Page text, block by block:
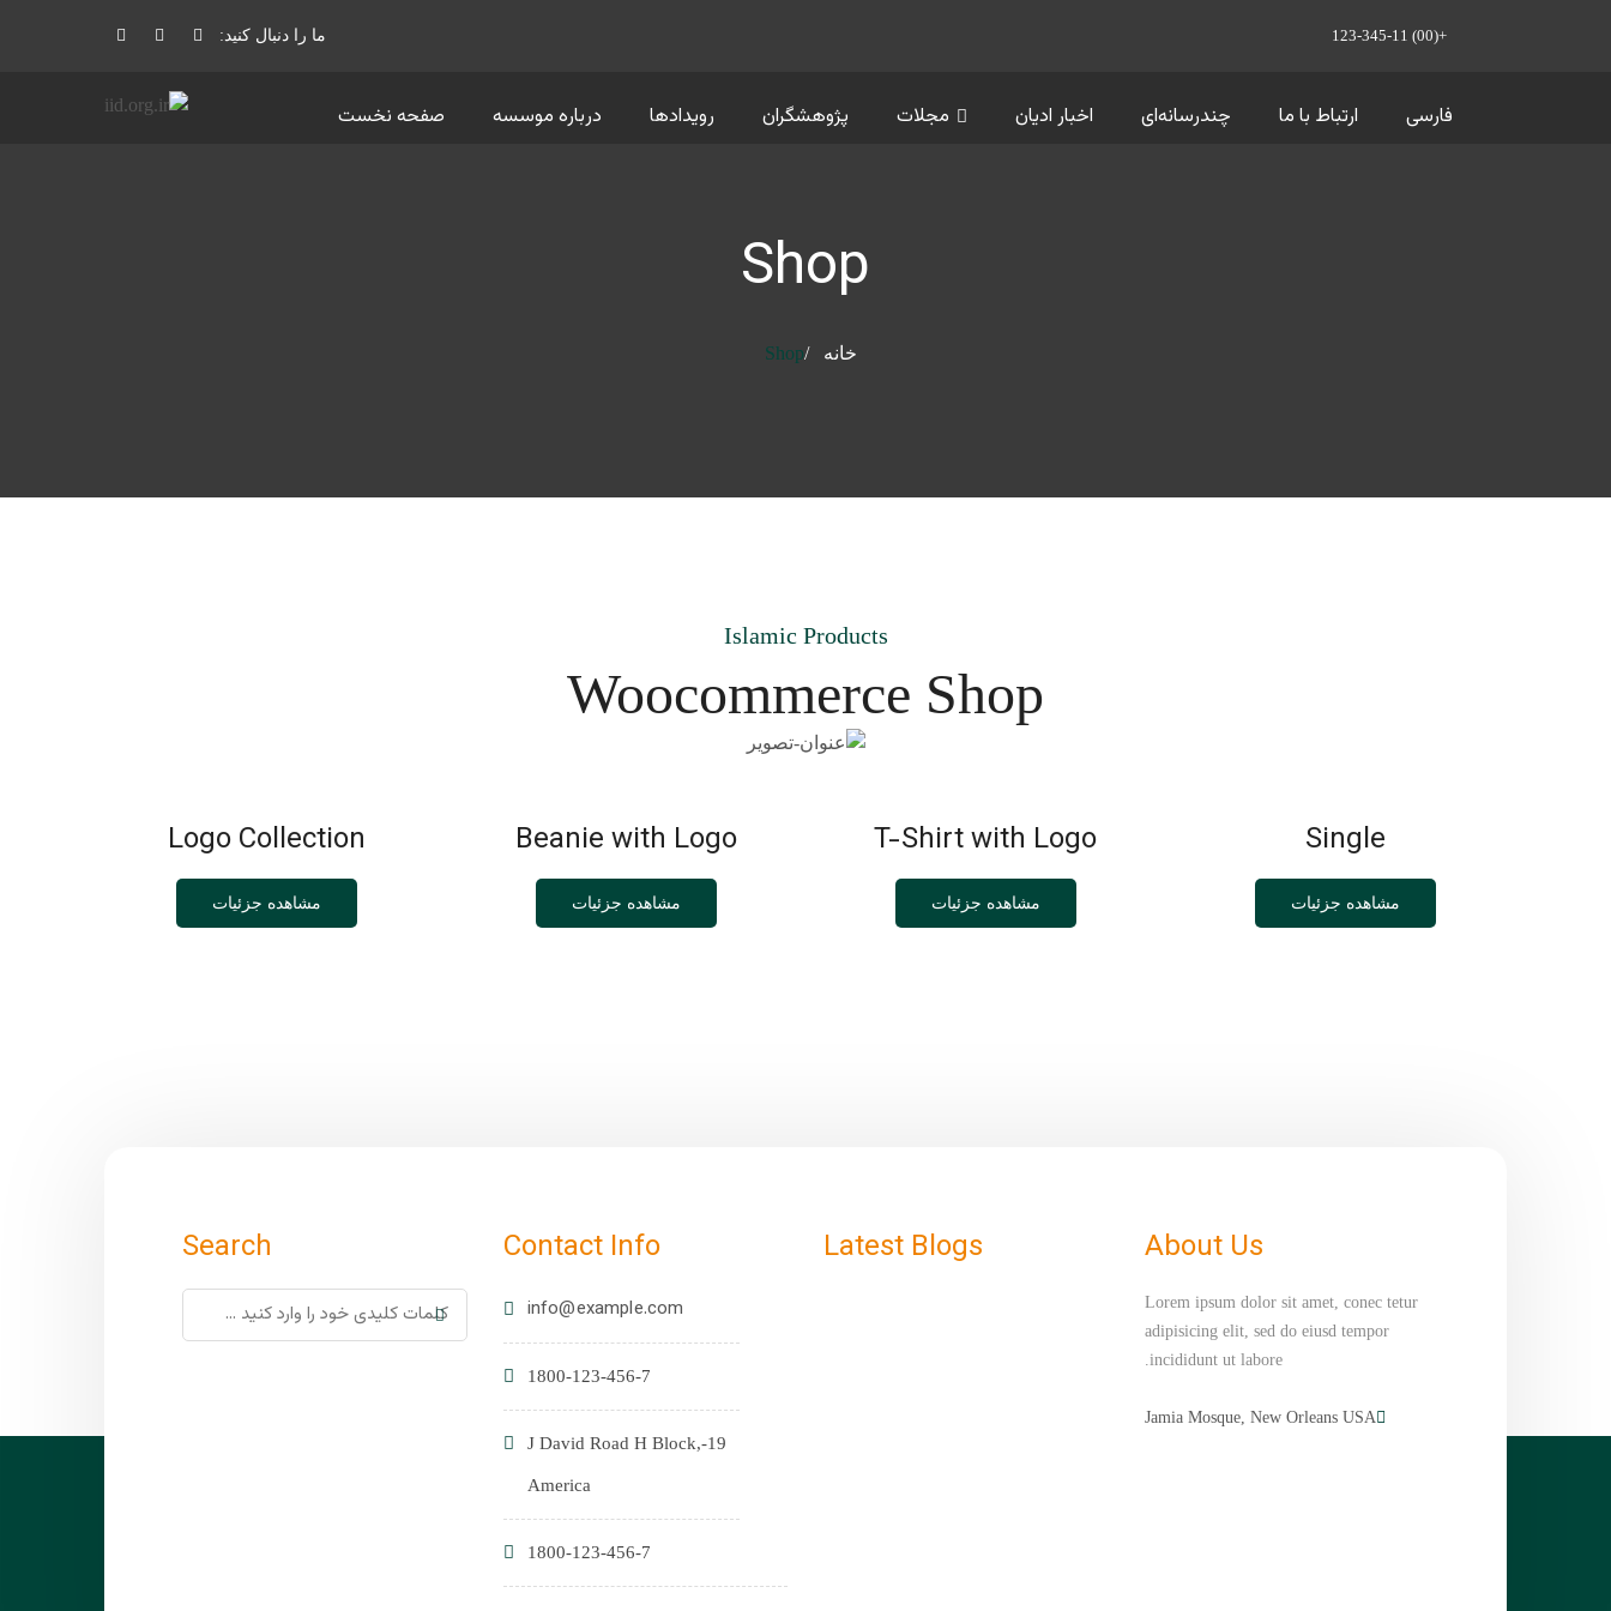
ما را دنبال کنید: +(00) 123-345-11
صفحه نخست درباره موسسه رویدادها پژوهشگران مجلات اخبار ادیان چندرسانه‌ای ارتباط با ما فارسی
Shop
خانه Shop
Islamic Products
Woocommerce Shop
Single
مشاهده جزئیات
T-Shirt with Logo
مشاهده جزئیات
Beanie with Logo
مشاهده جزئیات
Logo Collection
مشاهده جزئیات
About Us
Lorem ipsum dolor sit amet, conec tetur
adipisicing elit, sed do eiusd tempor
incididunt ut labore.
Jamia Mosque, New Orleans USA
Latest Blogs
Contact Info
info@example.com
1800-123-456-7
19-J David Road H Block,
America
1800-123-456-7
Search